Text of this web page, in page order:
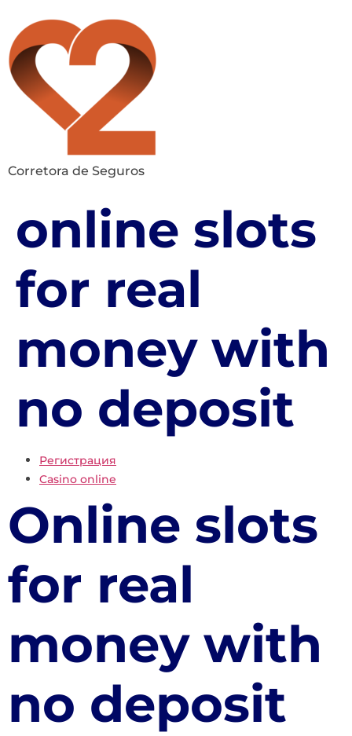
Corretora de Seguros
online slots
for real
money with
no deposit
Регистрация
Casino online
Online slots
for real
money with
no deposit